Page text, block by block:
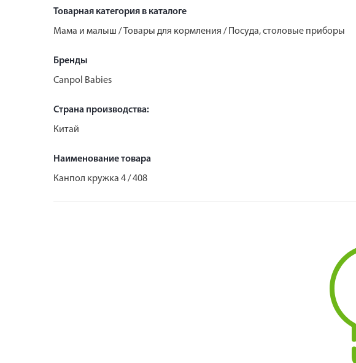
Товарная категория в каталоге
Мама и малыш / Товары для кормления / Посуда, столовые приборы
Бренды
Canpol Babies
Страна производства:
Китай
Наименование товара
Канпол кружка 4 / 408